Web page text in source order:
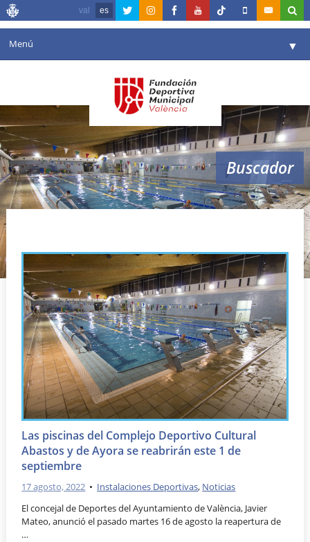
val es
Menú ▼
Agenda
Instalaciones ▼
Comunicación ▼
Valencia en deporte ▼
Buscador
Ayora
Las piscinas del Complejo Deportivo Cultural
Abastos y de Ayora se reabrirán este 1 de
septiembre
17 agosto, 2022 • Instalaciones Deportivas, Noticias
El concejal de Deportes del Ayuntamiento de València, Javier
Mateo, anunció el pasado martes 16 de agosto la reapertura de
…